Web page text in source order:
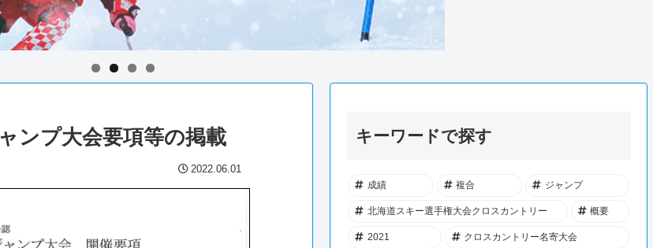
ンプ大会要項等の掲載
2022.06.01
キーワードで探す
成績 複合 ジャンプ
北海道スキー選手権大会クロスカントリー 概要
2021 クロスカントリー名寄大会